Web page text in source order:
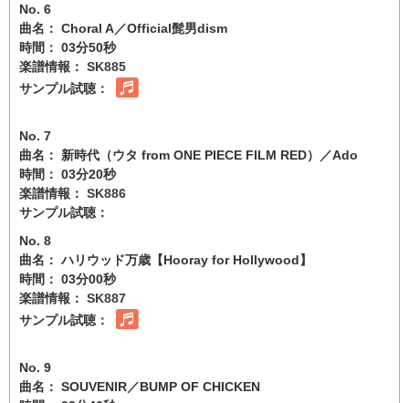
No. 6
曲名： Choral A／Official髭男dism
時間： 03分50秒
楽譜情報： SK885
サンプル試聴：
No. 7
曲名： 新時代（ウタ from ONE PIECE FILM RED）／Ado
時間： 03分20秒
楽譜情報： SK886
サンプル試聴：
No. 8
曲名： ハリウッド万歳【Hooray for Hollywood】
時間： 03分00秒
楽譜情報： SK887
サンプル試聴：
No. 9
曲名： SOUVENIR／BUMP OF CHICKEN